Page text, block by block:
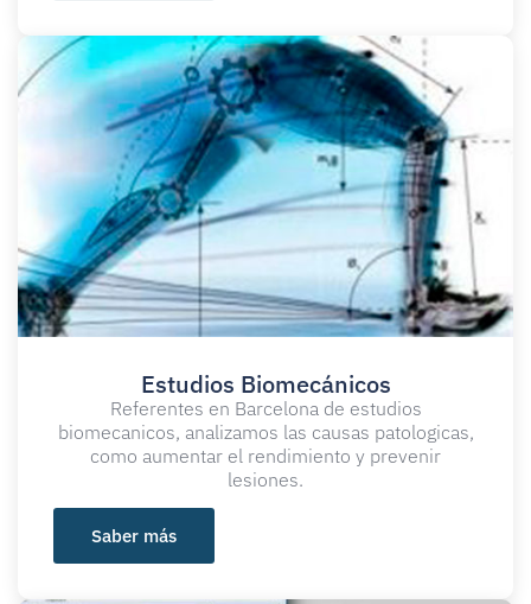
Estudios Biomecánicos
Referentes en Barcelona de estudios
biomecanicos, analizamos las causas patologicas,
como aumentar el rendimiento y prevenir
lesiones.
Saber más